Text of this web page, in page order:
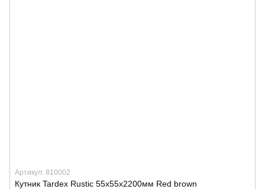
Артикул: 810002
Кутник Tardex Rustic 55х55х2200мм Red brown